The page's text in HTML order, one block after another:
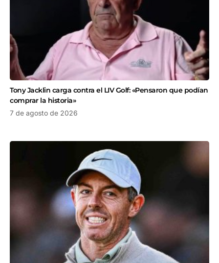
Tony Jacklin carga contra el LIV Golf: «Pensaron que podían
comprar la historia»
7 de agosto de 2026